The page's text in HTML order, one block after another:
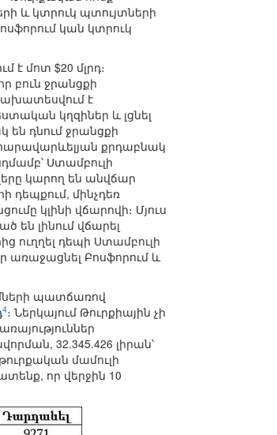
և կտրուկ պտույտների
կան կտրուկ
մոտ $20 մլրդ։
բուն ջրանցքի
է
կղզիներ և լցնել
դնում ջրանցքի
հարավարևելյան քրդաբնակ
Ստամբուլի
կարող են անվճար
դեպքում, մինչդեռ
կլինի վճարովի։ Մյուս
են լինում վճարել
ուղղել դեպի Ստամբուլի
առաջացնել Բոսֆորում և
պատճառով
4։ Ներկայում Թուրքիային չի
32.345.426 լիրան՝
մամուլի
որ վերջին 10